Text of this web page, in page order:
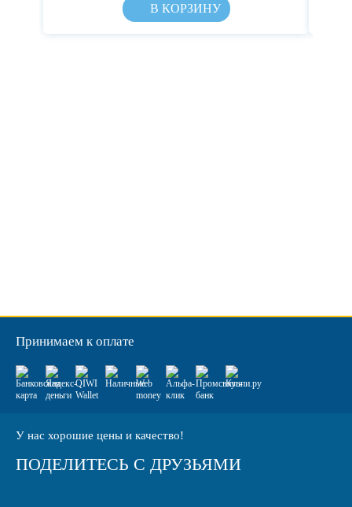
В КОРЗИНУ
Принимаем к оплате
У нас хорошие цены и качество!
ПОДЕЛИТЕСЬ С ДРУЗЬЯМИ